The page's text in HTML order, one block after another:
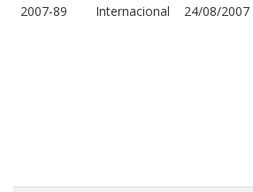
2007-89 Internacional 24/08/2007